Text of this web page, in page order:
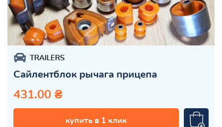
TRAILERS
Сайлентблок рычага прицепа
431.00 ₴
купить в 1 клик